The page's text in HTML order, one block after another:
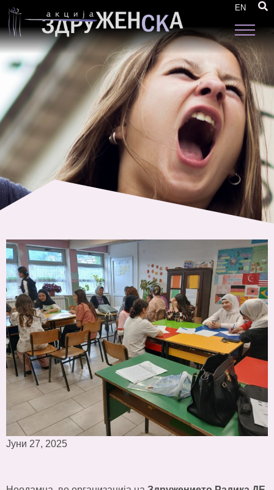
EN
и Центар Жупа
Јуни 27, 2025